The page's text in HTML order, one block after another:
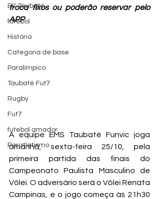
EC Taubaté
futebol
História
Categoria de base
Paralímpico
Taubaté Fut7
Rugby
Fut7
futebol amador
Paratletismo
troca fixos ou poderão reservar pelo
APP
A equipe EMS Taubaté Funvic joga
amanhã, sexta-feira 25/10, pela
primeira partida das finais do
Campeonato Paulista Masculino de
Vôlei. O adversário será o Vôlei Renata
Campinas, e o jogo começa às 21h30